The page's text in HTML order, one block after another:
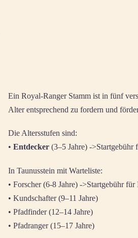
Ein Royal-Ranger Stamm ist in fünf
Alter entsprechend zu fordern und
Die Altersstufen sind:
• Entdecker (3–5 Jahre) -
In Taunusstein mit Warteliste:
• Forscher (6-8 Jahre) ->Startgebühr
• Kundschafter (9–11 Jahre)
• Pfadfinder (12–14 Jahre)
• Pfadranger (15–17 Jahre)